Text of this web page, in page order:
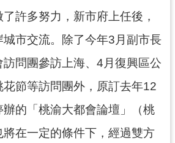
許多努力，新市府上任後，
市交流。除了今年3月副市長
問團參訪上海、4月復興區公
花節等訪問團外，原訂去年12
辦的「桃渝大都會論壇」（桃
將在一定的條件下，經過雙方